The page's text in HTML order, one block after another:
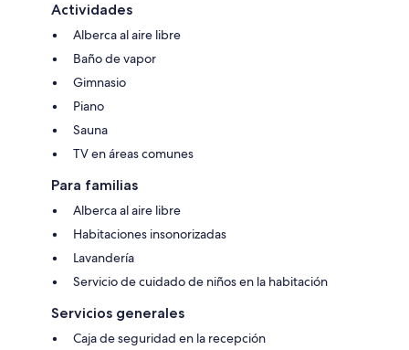
Actividades
Alberca al aire libre
Baño de vapor
Gimnasio
Piano
Sauna
TV en áreas comunes
Para familias
Alberca al aire libre
Habitaciones insonorizadas
Lavandería
Servicio de cuidado de niños en la habitación
Servicios generales
Caja de seguridad en la recepción